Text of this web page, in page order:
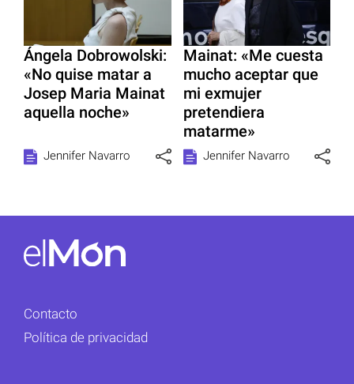
Ángela Dobrowolski:
«No quise matar a
Josep Maria Mainat
aquella noche»
Jennifer Navarro
Mainat: «Me cuesta
mucho aceptar que
mi exmujer
pretendiera
matarme»
Jennifer Navarro
Contacto
Política de privacidad